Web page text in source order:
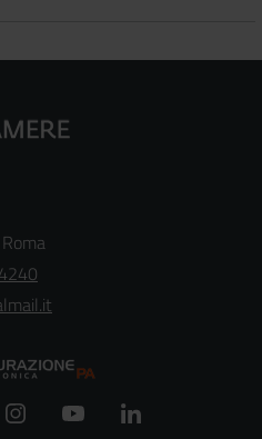
Instagram YouTube